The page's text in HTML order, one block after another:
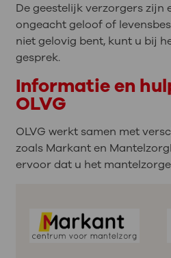
De geestelijk verzorgers zijn
ongeacht geloof of
niet gelovig bent, kunt u bij
gesprek.
Informatie en
OLVG
OLVG werkt samen met
zoals Markant en
ervoor dat u het